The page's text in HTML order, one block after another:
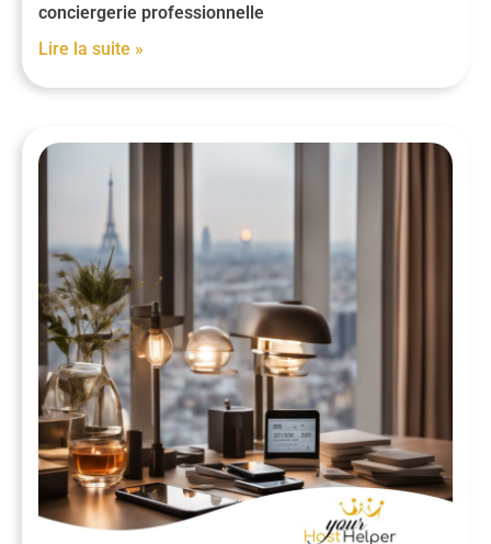
conciergerie professionnelle
Lire la suite »